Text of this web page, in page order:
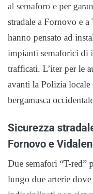
al semaforo e per
stradale a Fornovo e
hanno pensato ad
impianti semaforici di
trafficati. L’iter per le
avanti la Polizia locale
bergamasca
Sicurezza
Fornovo e
Due semafori “T-red”
lungo due arterie